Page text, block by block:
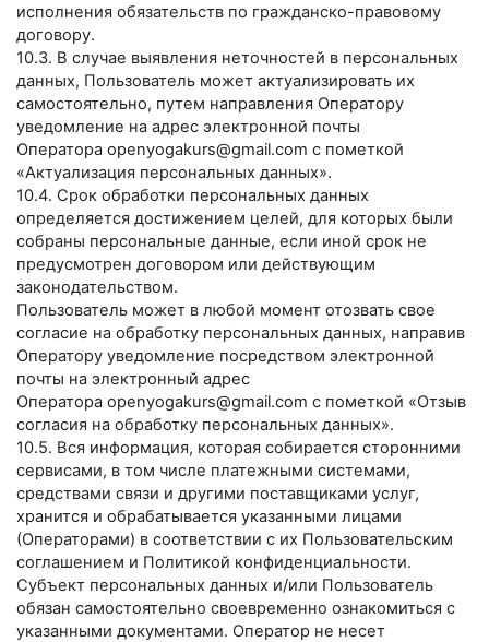
исполнения обязательств по гражданско-правовому
договору.
10.3. В случае выявления неточностей в персональных
данных, Пользователь может актуализировать их
самостоятельно, путем направления Оператору
уведомление на адрес электронной почты
Оператора openyogakurs@gmail.com с пометкой
«Актуализация персональных данных».
10.4. Срок обработки персональных данных
определяется достижением целей, для которых были
собраны персональные данные, если иной срок не
предусмотрен договором или действующим
законодательством.
Пользователь может в любой момент отозвать свое
согласие на обработку персональных данных, направив
Оператору уведомление посредством электронной
почты на электронный адрес
Оператора openyogakurs@gmail.com с пометкой «Отзыв
согласия на обработку персональных данных».
10.5. Вся информация, которая собирается сторонними
сервисами, в том числе платежными системами,
средствами связи и другими поставщиками услуг,
хранится и обрабатывается указанными лицами
(Операторами) в соответствии с их Пользовательским
соглашением и Политикой конфиденциальности.
Субъект персональных данных и/или Пользователь
обязан самостоятельно своевременно ознакомиться с
указанными документами. Оператор не несет